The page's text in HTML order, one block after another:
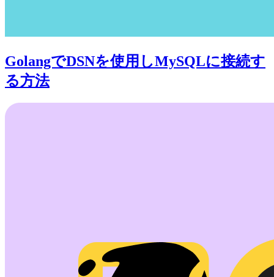
GolangでDSNを使用しMySQLに接続す
る方法